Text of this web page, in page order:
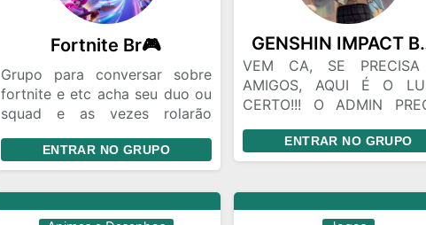
Fortnite Br🎮
Grupo para conversar sobre
fortnite e etc acha seu duo ou
squad e as vezes rolarão
ENTRAR NO GRUPO
VEM CA, SE
AMIGOS, AQUI É O
CERTO!!! O ADMIN
LOGO!!!ENTRAR NO GRUPO